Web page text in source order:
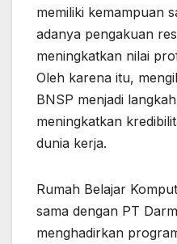
memiliki kemampuan
adanya pengakuan
meningkatkan nilai
Oleh karena itu,
BNSP menjadi
meningkatkan
dunia kerja.
Rumah Belajar
sama dengan PT
menghadirkan